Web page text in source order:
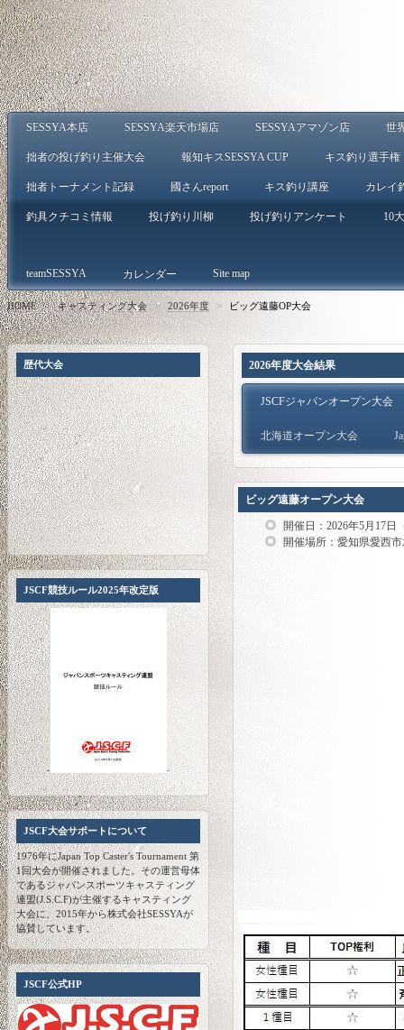
SESSYA本店 SESSYA楽天市場店 SESSYAアマゾン店 世
拙者の投げ釣り主催大会 報知キスSESSYA CUP キス釣り選手権
拙者トーナメント記録 國さんreport キス釣り講座 カレイ
釣具クチコミ情報 投げ釣り川柳 投げ釣りアンケート 10
teamSESSYA カレンダー Site map
HOME > キャスティング大会 > 2026年度 > ビッグ遠藤OP大会
2026年度大会結果
JSCFジャパンオープン大会
北海道オープン大会
ビッグ遠藤オープン大会
開催日：2026年5月17日
開催場所：愛知県愛西
歴代大会
JSCF競技ルール2025年改定版
JSCF大会サポートについて
1976年にJapan Top Caster's Tournament 第
1回大会が開催されました。その運営母体
であるジャパンスポーツキャスティング
連盟(J.S.C.F)が主催するキャスティング
大会に、2015年から株式会社SESSYAが
協賛しています。
JSCF公式HP